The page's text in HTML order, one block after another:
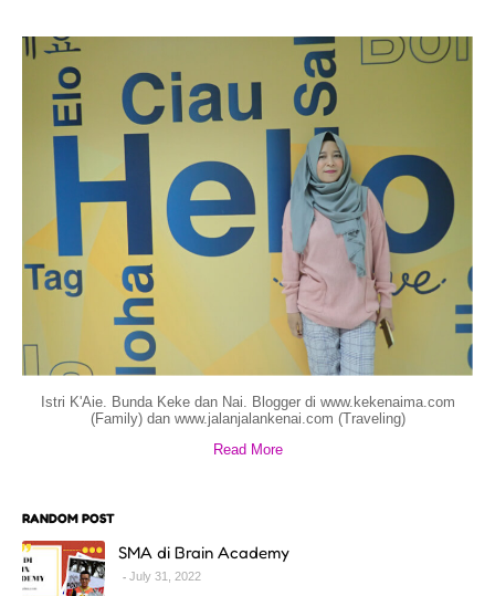
Istri K'Aie. Bunda Keke dan Nai. Blogger di www.kekenaima.com
(Family) dan www.jalanjalankenai.com (Traveling)
Read More
RANDOM POST
SMA di Brain Academy
July 31, 2022